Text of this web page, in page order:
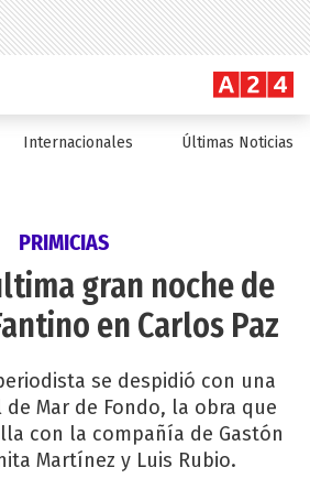
Internacionales Últimas Noticias
PRIMICIAS
gran noche de
en Carlos Paz
se despidió con una
Mar de Fondo, la obra que
con la compañía de Gastón
Martínez y Luis Rubio.